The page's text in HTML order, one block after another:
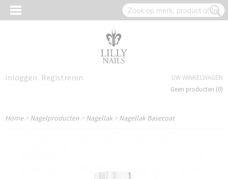
Inloggen Registreren
UW WINKELWAGEN
Geen producten (0)
Home>Nagelproducten >Nagellak>Nagellak Basecoat